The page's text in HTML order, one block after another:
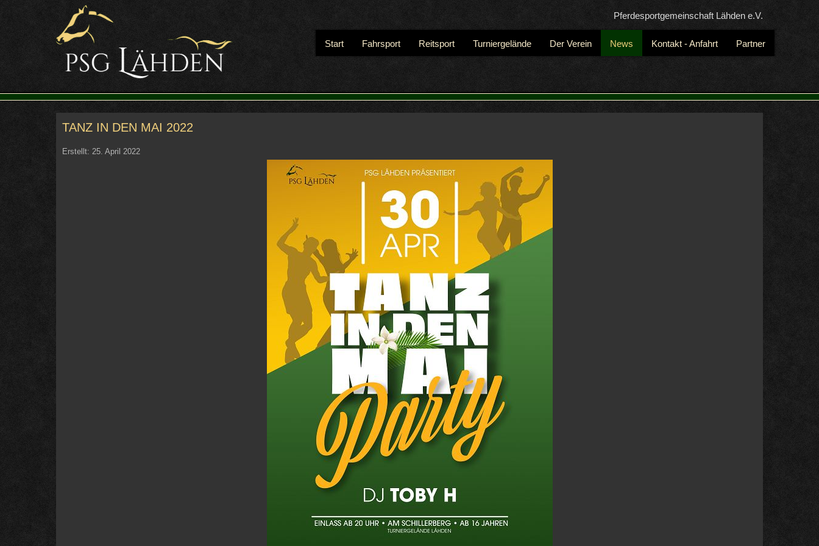
Pferdesportgemeinschaft Lähden e.V.
Start Fahrsport Reitsport Turniergelände Der Verein News Kontakt - Anfahrt Partner
TANZ IN DEN MAI 2022
Erstellt: 25. April 2022